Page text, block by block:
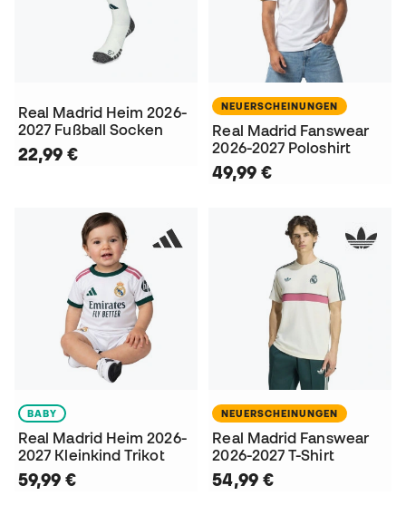
Real Madrid Heim 2026-
2027 Fußball Socken
22,99 €
NEUERSCHEINUNGEN
Real Madrid Fanswear
2026-2027 Poloshirt
49,99 €
BABY
Real Madrid Heim 2026-
2027 Kleinkind Trikot
59,99 €
NEUERSCHEINUNGEN
Real Madrid Fanswear
2026-2027 T-Shirt
54,99 €